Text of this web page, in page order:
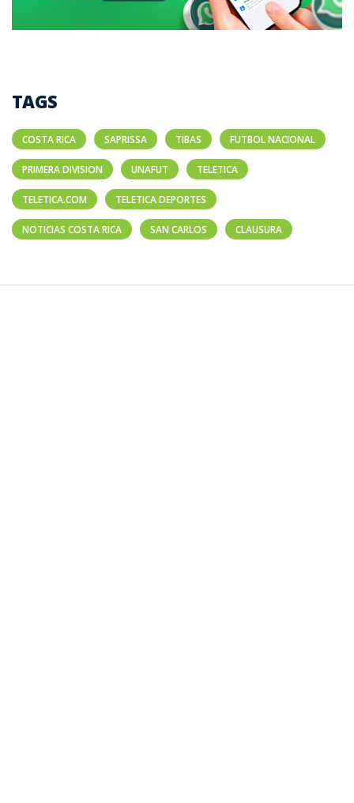
TAGS
COSTA RICA SAPRISSA TIBAS FUTBOL NACIONAL
PRIMERA DIVISION UNAFUT TELETICA
TELETICA.COM TELETICA DEPORTES
NOTICIAS COSTA RICA SAN CARLOS CLAUSURA